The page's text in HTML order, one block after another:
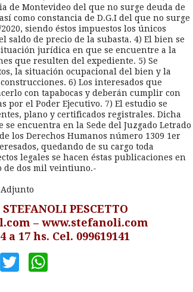
de Montevideo del que no surge deuda de
como constancia de D.G.I del que no surge
siendo éstos impuestos los únicos
saldo de precio de la subasta. 4) El bien se
jurídica en que se encuentre a la
que resulten del expediente. 5) Se
la situación ocupacional del bien y la
6) Los interesados que
con tapabocas y deberán cumplir con
por el Poder Ejecutivo. 7) El estudio se
plano y certificados registrales. Dicha
encuentra en la Sede del Juzgado Letrado
los Derechos Humanos número 1309 1er
quedando de su cargo toda
legales se hacen éstas publicaciones en
de dos mil veintiuno.-
Adjunto
PESCETTO
– www.stefanoli.com
a 17 hs. Cel. 099619141
Facebook
Twitter